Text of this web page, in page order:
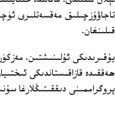
تاجاۋۇزچىلىق مەقسەتلىرى
قىلىنغان.
يۇقىرىدىكى ئۇلىنىشتىن،
ھەققىدە قازاقىستاندىكى
پروگراممىنى دىققىتىڭلارغا